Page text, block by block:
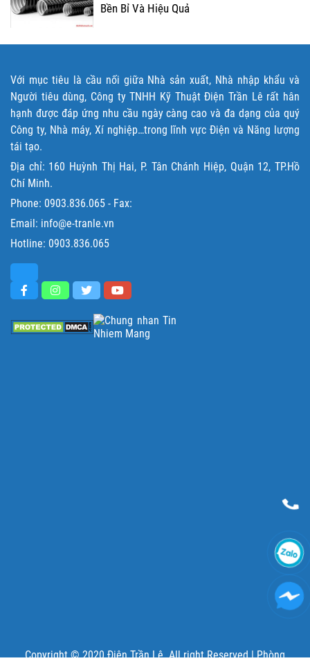
Bền Bỉ Và Hiệu Quả
Với mục tiêu là cầu nối giữa Nhà sản xuất, Nhà nhập khẩu và
Người tiêu dùng, Công ty TNHH Kỹ Thuật Điện Trần Lê rất hân
hạnh được đáp ứng nhu cầu ngày càng cao và đa dạng của quý
Công ty, Nhà máy, Xí nghiệp…trong lĩnh vực Điện và Năng lượng
tái tạo.
Địa chỉ: 160 Huỳnh Thị Hai, P. Tân Chánh Hiệp, Quận 12, TP.Hồ
Chí Minh.
Phone: 0903.836.065 - Fax:
Email: info@e-tranle.vn
Hotline: 0903.836.065
Copyright © 2020 Điện Trần Lê. All right Reserved |Phòng